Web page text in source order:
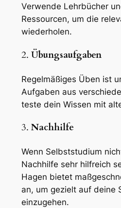
Verwende Lehrbücher
Ressourcen, um die
wiederholen.
2. Übungsaufgaben
Regelmäßiges Üben ist
Aufgaben aus
teste dein Wissen mit
3. Nachhilfe
Wenn Selbststudium
Nachhilfe sehr hilfreich
Hagen bietet
an, um gezielt auf deine
einzugehen.